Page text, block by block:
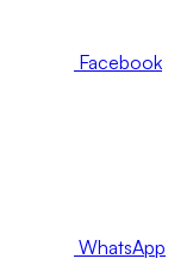
Facebook
WhatsApp